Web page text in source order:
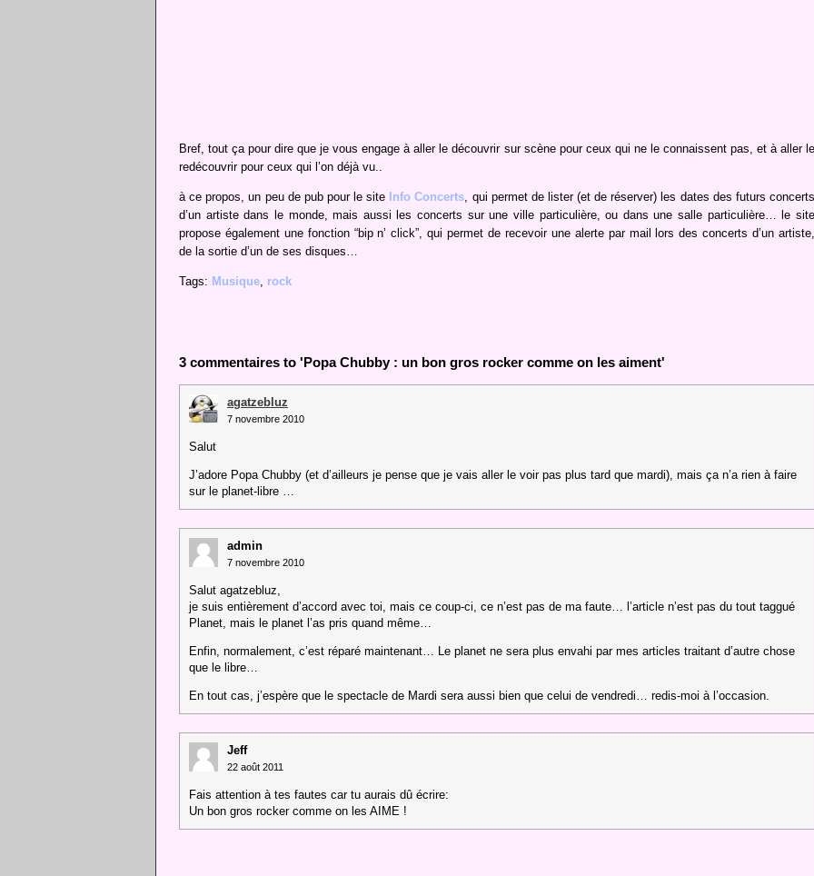
Bref, tout ça pour dire que je vous engage à aller le découvrir sur scène pour ceux qui ne le connaissent pas, et à aller le
redécouvrir pour ceux qui l’on déjà vu..
à ce propos, un peu de pub pour le site Info Concerts, qui permet de lister (et de réserver) les dates des futurs concerts
d’un artiste dans le monde, mais aussi les concerts sur une ville particulière, ou dans une salle particulière… le site
propose également une fonction “bip n’ click”, qui permet de recevoir une alerte par mail lors des concerts d’un artiste,
de la sortie d’un de ses disques…
Tags: Musique, rock
3 commentaires to 'Popa Chubby : un bon gros rocker comme on les aiment'
agatzebluz
7 novembre 2010
Salut
J’adore Popa Chubby (et d’ailleurs je pense que je vais aller le voir pas plus tard que mardi), mais ça n’a rien à faire
sur le planet-libre …
admin
7 novembre 2010
Salut agatzebluz,
je suis entièrement d’accord avec toi, mais ce coup-ci, ce n’est pas de ma faute… l’article n’est pas du tout taggué
Planet, mais le planet l’as pris quand même…
Enfin, normalement, c’est réparé maintenant… Le planet ne sera plus envahi par mes articles traitant d’autre chose
que le libre…
En tout cas, j’espère que le spectacle de Mardi sera aussi bien que celui de vendredi… redis-moi à l’occasion.
Jeff
22 août 2011
Fais attention à tes fautes car tu aurais dû écrire:
Un bon gros rocker comme on les AIME !